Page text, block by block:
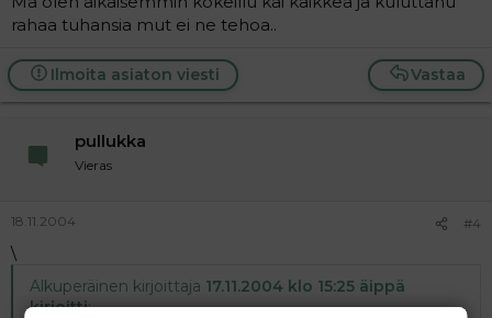
rahaa tuhansia mut ei ne tehoa..
Vastaa
Ilmoita asiaton viesti
pullukka
Vieras
18.11.2004 #4
\
Alkuperäinen kirjoittaja 17.11.2004 klo 15:25 äippä
kirjoitti: